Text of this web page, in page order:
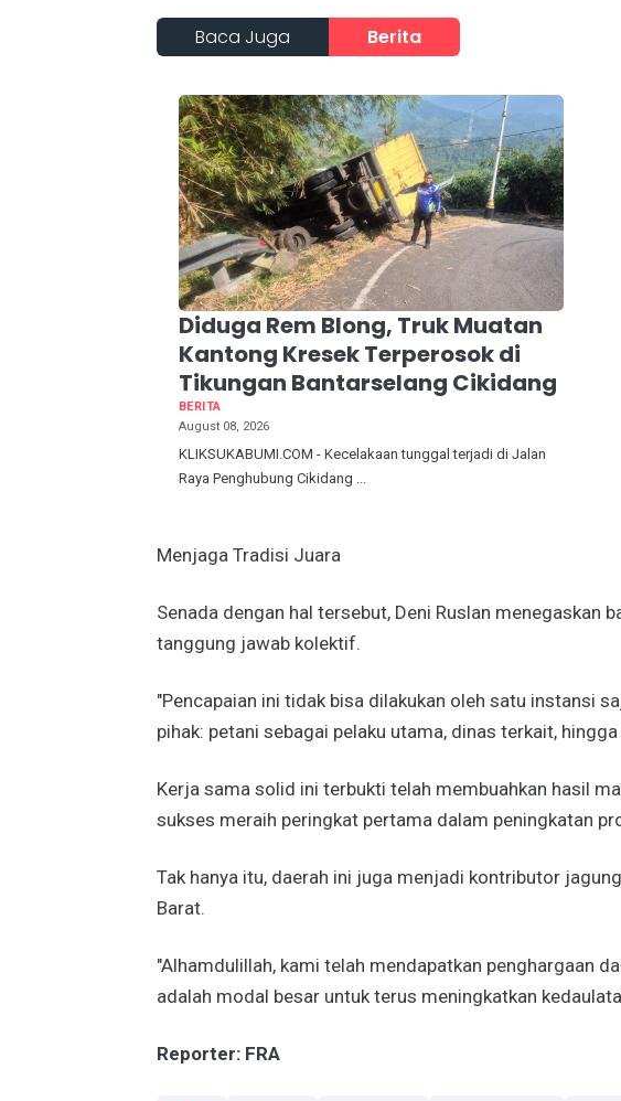
Baca Juga Berita
Diduga Rem Blong, Truk Muatan
Kantong Kresek Terperosok di
Tikungan Bantarselang Cikidang
BERITA
August 08, 2026
KLIKSUKABUMI.COM - Kecelakaan tunggal terjadi di Jalan
Raya Penghubung Cikidang ...
​Menjaga Tradisi Juara
​Senada dengan hal tersebut, Deni Ruslan menegaskan
tanggung jawab kolektif.
"Pencapaian ini tidak bisa dilakukan oleh satu instansi
pihak: petani sebagai pelaku utama, dinas terkait,
​Kerja sama solid ini terbukti telah membuahkan hasil
sukses meraih peringkat pertama dalam peningkatan
Tak hanya itu, daerah ini juga menjadi kontributor
Barat.
​"Alhamdulillah, kami telah mendapatkan penghargaan
adalah modal besar untuk terus meningkatkan
Reporter: FRA